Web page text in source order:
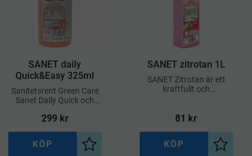
SANET daily
Quick&Easy 325ml
​Sanitetsrent Green Care
Sanet Daily Quick och
299kr
Lägg till i önskelista
KÖP
SANET zitrotan 1L
SANET Zitrotan är ett
kraftfullt och
baserat på citronsyra
81 kr
Lägg
KÖP